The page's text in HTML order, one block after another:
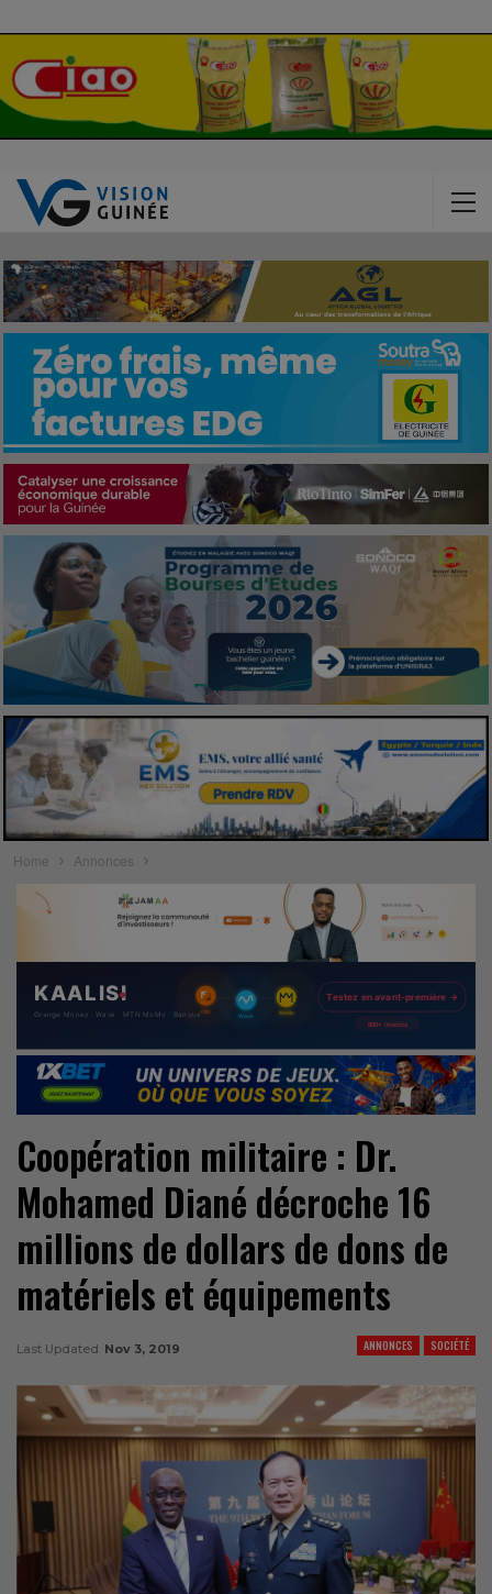
Home Annonces
Coopération militaire : Dr.
Mohamed Diané décroche 16
millions de dollars de dons de
matériels et équipements
ANNONCES SOCIÉTÉ
Last Updated Nov 3, 2019